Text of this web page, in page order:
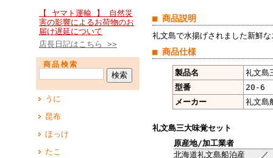
【 ヤマト運輸 】 自然災
害の影響によるお荷物のお
届け遅延について
店長日記はこちら >>
商品検索
うに
昆布
ほっけ
たこ
■ 商品説明
礼文島で水揚げされました新鮮
■ 商品仕様
製品名
礼文島
型番
20-6
メーカー
礼文島
礼文島三大味覚セット
原産地/加工業者
北海道礼文島船泊産 ／